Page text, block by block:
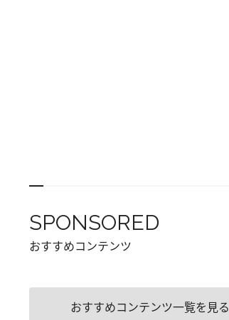
SPONSORED
おすすめコンテンツ
おすすめコンテンツ一覧を見る